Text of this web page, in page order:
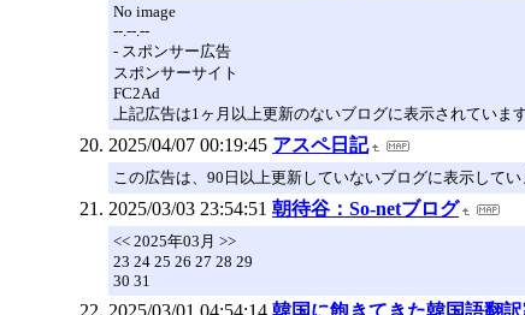
No image
--.--.--
- スポンサー広告
スポンサーサイト
FC2Ad
上記広告は1ヶ月以上更新のないブログに表示されていま
2025/04/07 00:19:45 アスペ日記
この広告は、90日以上更新していないブログに表示してい
2025/03/03 23:54:51 朝待谷：So-netブログ
<< 2025年03月 >>
23 24 25 26 27 28 29
30 31
2025/03/01 04:54:14 韓国に飽きてきた韓国語翻